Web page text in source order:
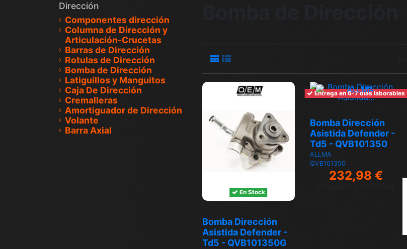
En Stock
Bomba Dirección
Asistida Defender -
Td5 - QVB101350G
Entrega en 6-7 días laborables
Bomba Dirección
Asistida Defender -
Td5 - QVB101350
ALLMA
QVB101350
232,98 €
Impuestos incluidos
Dirección
Componentes dirección
Columna de Dirección y
Articulación-Crucetas
Barras de Dirección
Rotulas de Dirección
Bomba de Dirección
Latiguillos y Manguitos
Caja De Dirección
Cremalleras
Amortiguador de Dirección
Volante
Barra Axial